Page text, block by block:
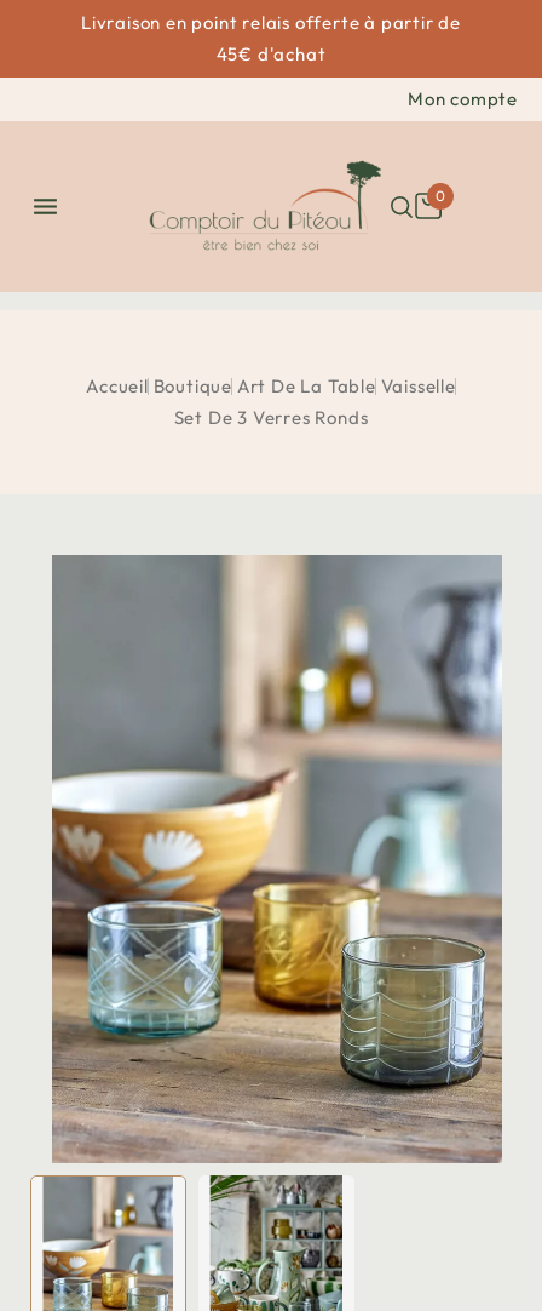
Livraison en point relais offerte à partir de
45€ d'achat
Mon compte
 0
Accueil Boutique Art De La Table Vaisselle
Set De 3 Verres Ronds